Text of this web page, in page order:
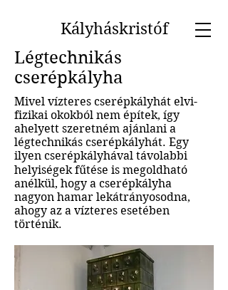
Kályháskristóf
Légtechnikás
cserépkályha
Mivel vízteres cserépkályhát elvi-
fizikai okokból nem építek, így
ahelyett szeretném ajánlani a
légtechnikás cserépkályhát. Egy
ilyen cserépkályhával távolabbi
helyiségek fűtése is megoldható
anélkül, hogy a cserépkályha
nagyon hamar lekátrányosodna,
ahogy az a vízteres esetében
történik.